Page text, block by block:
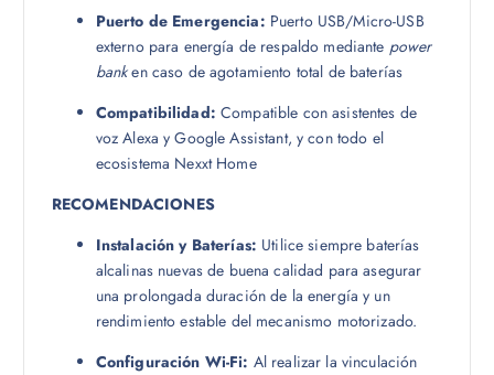
Puerto de Emergencia: Puerto USB/Micro-USB
externo para energía de respaldo mediante power
banken caso de agotamiento total de baterías
Compatibilidad: Compatible con asistentes de
voz Alexa y Google Assistant, y con todo el
ecosistema Nexxt Home
RECOMENDACIONES
Instalación y Baterías: Utilice siempre baterías
alcalinas nuevas de buena calidad para asegurar
una prolongada duración de la energía y un
rendimiento estable del mecanismo motorizado.
Configuración Wi-Fi: Al realizar la vinculación